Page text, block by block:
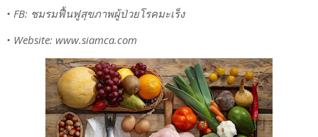
• FB: ชมรมฟื้นฟูสุขภาพผู้ป่วยโรคมะเร็ง
• Website: www.siamca.com